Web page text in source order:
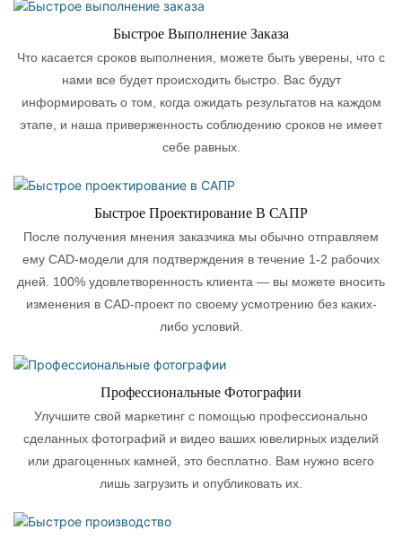
Быстрое Выполнение Заказа
Что касается сроков выполнения, можете быть уверены, что с
нами все будет происходить быстро. Вас будут
информировать о том, когда ожидать результатов на каждом
этапе, и наша приверженность соблюдению сроков не имеет
себе равных.
Быстрое Проектирование В САПР
После получения мнения заказчика мы обычно отправляем
ему CAD-модели для подтверждения в течение 1-2 рабочих
дней. 100% удовлетворенность клиента — вы можете вносить
изменения в CAD-проект по своему усмотрению без каких-
либо условий.
Профессиональные Фотографии
Улучшите свой маркетинг с помощью профессионально
сделанных фотографий и видео ваших ювелирных изделий
или драгоценных камней, это бесплатно. Вам нужно всего
лишь загрузить и опубликовать их.